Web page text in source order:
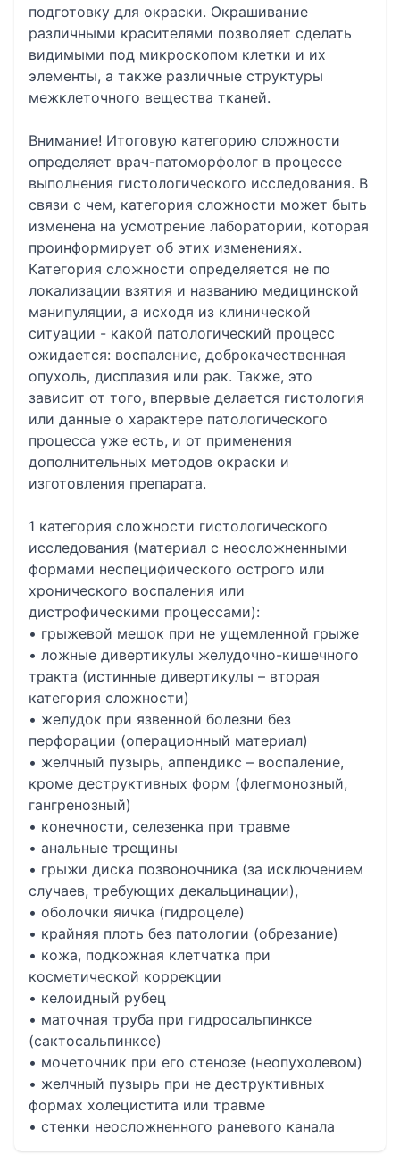
подготовку для окраски. Окрашивание
различными красителями позволяет сделать
видимыми под микроскопом клетки и их
элементы, а также различные структуры
межклеточного вещества тканей.
Внимание! Итоговую категорию сложности
определяет врач-патоморфолог в процессе
выполнения гистологического исследования. В
связи с чем, категория сложности может быть
изменена на усмотрение лаборатории, которая
проинформирует об этих изменениях.
Категория сложности определяется не по
локализации взятия и названию медицинской
манипуляции, а исходя из клинической
ситуации - какой патологический процесс
ожидается: воспаление, доброкачественная
опухоль, дисплазия или рак. Также, это
зависит от того, впервые делается гистология
или данные о характере патологического
процесса уже есть, и от применения
дополнительных методов окраски и
изготовления препарата.
1 категория сложности гистологического
исследования (материал с неосложненными
формами неспецифического острого или
хронического воспаления или
дистрофическими процессами):
• грыжевой мешок при не ущемленной грыже
• ложные дивертикулы желудочно-кишечного
тракта (истинные дивертикулы – вторая
категория сложности)
• желудок при язвенной болезни без
перфорации (операционный материал)
• желчный пузырь, аппендикс – воспаление,
кроме деструктивных форм (флегмонозный,
гангренозный)
• конечности, селезенка при травме
• анальные трещины
• грыжи диска позвоночника (за исключением
случаев, требующих декальцинации),
• оболочки яичка (гидроцеле)
• крайняя плоть без патологии (обрезание)
• кожа, подкожная клетчатка при
косметической коррекции
• келоидный рубец
• маточная труба при гидросальпинксе
(сактосальпинксе)
• мочеточник при его стенозе (неопухолевом)
• желчный пузырь при не деструктивных
формах холецистита или травме
• стенки неосложненного раневого канала